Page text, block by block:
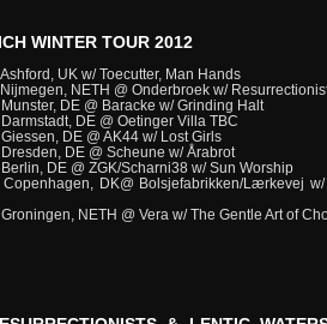
WINTER TOUR 2012
UK w/ Toecutter, Man Hands
NETH @ Onderbroek w/
DE @ Baracke w/ Grinding Halt
DE @ Oetinger Villa TBC
DE @ AK44 w/ Lost Girls
DE @ Scheune w/ Årabrot
DE @ ZGK/Scharni38 w/ Sun Worship
Copenhagen, DK@ Bolsjefabrikken/Lærkevej
NETH @ Vera w/ The Gentle Art of